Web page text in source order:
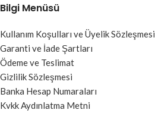
Bilgi Menüsü
Kullanım Koşulları ve Üyelik Sözleşmesi
Garanti ve İade Şartları
Ödeme ve Teslimat
Gizlilik Sözleşmesi
Banka Hesap Numaraları
Kvkk Aydınlatma Metni